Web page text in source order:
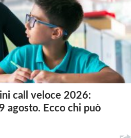
call veloce 2026:
agosto. Ecco chi può